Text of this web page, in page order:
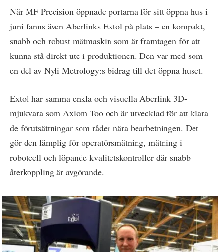
När MF Precision öppnade portarna för sitt öppna hus i
juni fanns även Aberlinks Extol på plats – en kompakt,
snabb och robust mätmaskin som är framtagen för att
kunna stå direkt ute i produktionen. Den var med som
en del av Nyli Metrology:s bidrag till det öppna huset.
Extol har samma enkla och visuella Aberlink 3D-
mjukvara som Axiom Too och är utvecklad för att klara
de förutsättningar som råder nära bearbetningen. Det
gör den lämplig för operatörsmätning, mätning i
robotcell och löpande kvalitetskontroller där snabb
återkoppling är avgörande.